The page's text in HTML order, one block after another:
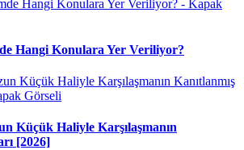
Hangi Konulara Yer Veriliyor?
Küçük Haliyle Karşılaşmanın
[2026]